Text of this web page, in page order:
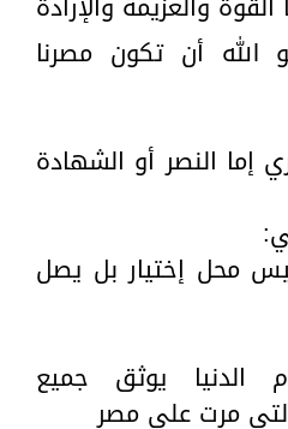
أن تكون مصرنا
إما النصر أو الشهادة
محل إختيار بل يصل
الدنيا يوثق جميع
مرت على مصر